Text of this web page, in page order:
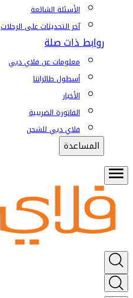
الأسئلة الشائعة
آخر التحديثات على الرحلات
روابط ذات صلة
معلومات عن فلاي دبي
أسطول طائراتنا
الأخبار
الفاتورة الضريبية
فلاي دبي للشحن
المساعدة